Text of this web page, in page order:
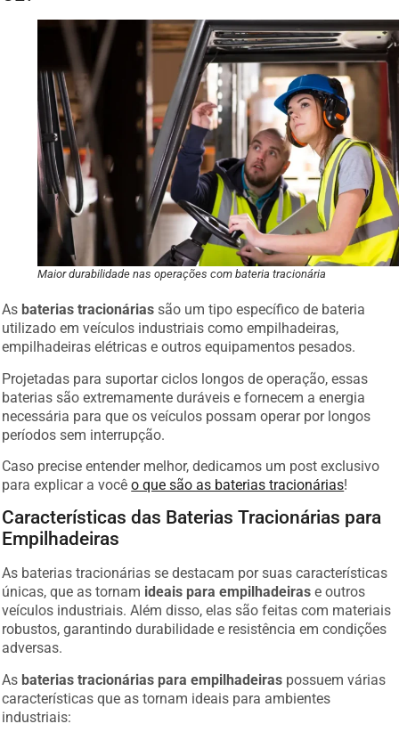
Maior durabilidade nas operações com bateria tracionária
As baterias tracionárias são um tipo específico de bateria
utilizado em veículos industriais como empilhadeiras,
empilhadeiras elétricas e outros equipamentos pesados.
Projetadas para suportar ciclos longos de operação, essas
baterias são extremamente duráveis e fornecem a energia
necessária para que os veículos possam operar por longos
períodos sem interrupção.
Caso precise entender melhor, dedicamos um post exclusivo
para explicar a você o que são as baterias tracionárias!
Características das Baterias Tracionárias para
Empilhadeiras
As baterias tracionárias se destacam por suas características
únicas, que as tornam ideais para empilhadeiras e outros
veículos industriais. Além disso, elas são feitas com materiais
robustos, garantindo durabilidade e resistência em condições
adversas.
As baterias tracionárias para empilhadeiras
possuem várias
características que as tornam ideais para ambientes
industriais: